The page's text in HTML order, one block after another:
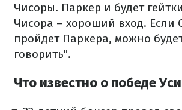
Чисоры. Паркер и будет
Чисора – хороший вход. Если
пройдет Паркера, можно
говорить".
Что известно о победе